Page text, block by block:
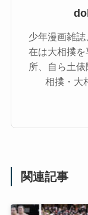
少年漫画雑
在は大相撲
所、自ら土
相撲・大
関連記事